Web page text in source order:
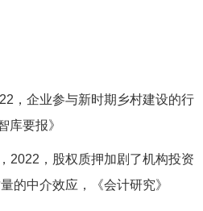
，企业参与新时期乡村建设的行
库要报》
2022，股权质押加剧了机构投资
的中介效应，《会计研究》